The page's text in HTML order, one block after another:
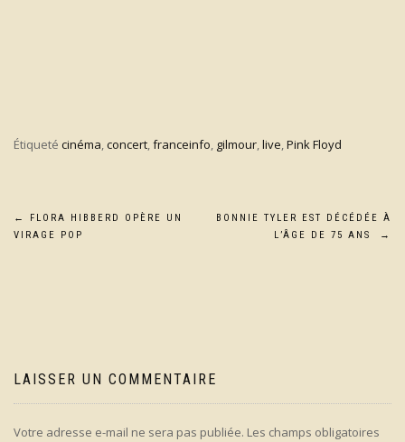
Étiqueté cinéma,concert,franceinfo, gilmour,live,Pink Floyd
Navigation
←
FLORA HIBBERD OPÈRE UN
VIRAGE POP
BONNIE TYLER EST DÉCÉDÉE À
L’ÂGE DE 75 ANS
→
LAISSER UN COMMENTAIRE
Votre adresse e-mail ne sera pas publiée. Les champs obligatoires